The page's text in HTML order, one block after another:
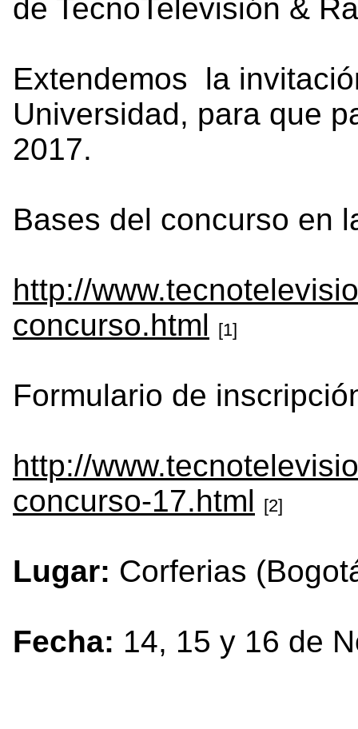
de TecnoTelevisión &
Extendemos la
Universidad, para que
2017.
Bases del concurso en
http://
concurso.html [1]
Formulario de
http://
concurso-17.html [2]
Lugar: Corferias
Fecha: 14, 15 y 16 de